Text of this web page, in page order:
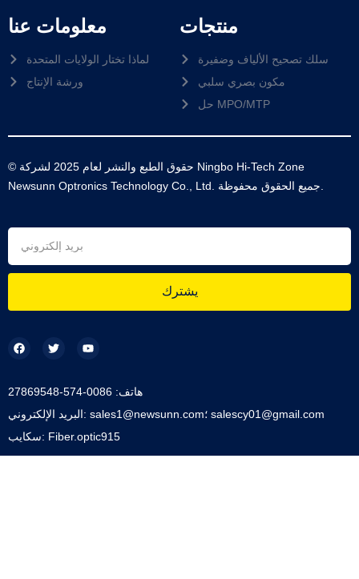
معلومات عنا
لماذا تختار الولايات المتحدة
ورشة الإنتاج
منتجات
سلك تصحيح الألياف وضفيرة
مكون بصري سلبي
حل MPO/MTP
© حقوق الطبع والنشر لعام 2025 لشركة Ningbo Hi-Tech Zone
يشترك
البريد الإلكتروني: sales1@newsunn.com؛ salescy01@gmail.com
سكايب: Fiber.optic915